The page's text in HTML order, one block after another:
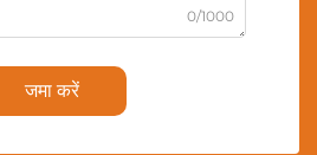
0/1000
जमा करें